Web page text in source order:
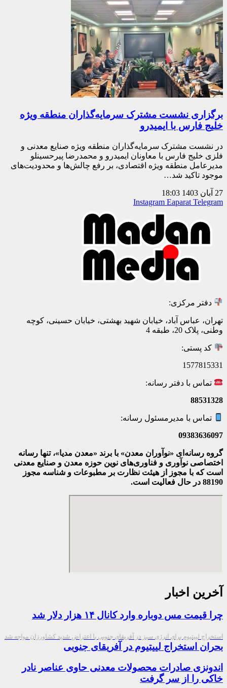
برگزاری نشست مشترک سرمایه‌گذاران منطقه ویژه
خلیج فارس با ایمیدرو
در نشست مشترک سرمایه‌گذاران منطقه ویژه صنایع معدنی و
فلزی خلیج فارس با معاونان ایمیدرو و محمدرضا پیرحسینلو
مدیرعامل منطقه ویژه اقتصادی، بر رفع چالش‌ها و محدودیت‌های
موجود تاکید شد…
27 آبان 1403
18:03
Instagram Eaparat Telegram
دفتر مرکزی:
تهران، عباس آباد، خیابان شهید بهشتی، خیابان حسینی، کوچه
وطنی، پلاک 20، طبقه 4
کد پستی:
1577815331
تماس با دفتر رسانه:
88531328
تماس با مدیرمسئول رسانه:
09383636097
گروه رسانه‌ای «نوآوران معدن» با برند «معدن مدیا»، تنها رسانه
اختصاصی نوآوری و فناوری‌های نوین حوزه معدن و صنایع معدنی‌
است که با مجوز از هیئت نظارت بر مطبوعات و شناسه مجوز
88190 در حال فعالیت است.
آخرین اخبار
چرا قیمت مس دوباره وارد کانال ۱۴ هزار دلار شد
استخراج لییتیوم برای انرژی سبز در آفریقای جنوبی با اعتراض شدید کشاورزان مواجه شد
بحران استخراج لییتیوم در آفریقای جنوبی
اندونزی صادرات محصولات معدنی حاوی عناصر نادر
خاکی را از سر گرفت